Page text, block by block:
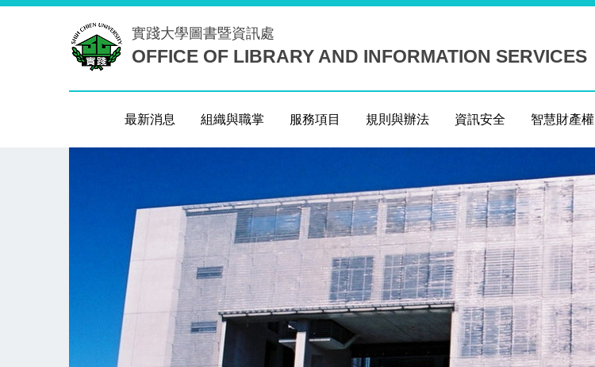
實踐大學 圖書暨資訊處
OFFICE OF LIBRARY AND INFORMATION SERVICES
最新消息 組織與職掌 服務項目 規則與辦法 資訊安全 智慧財產權